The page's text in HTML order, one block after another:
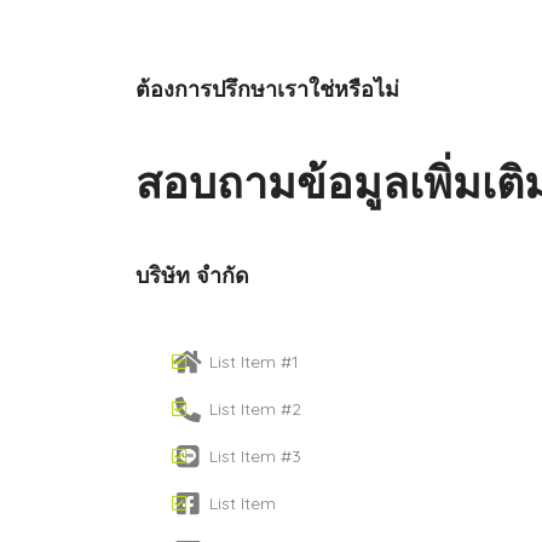
ต้องการปรึกษาเราใช่หรือไม่
สอบถามข้อมูลเพิ่มเติ
บริษัท จำกัด
List Item #1
List Item #2
List Item #3
List Item